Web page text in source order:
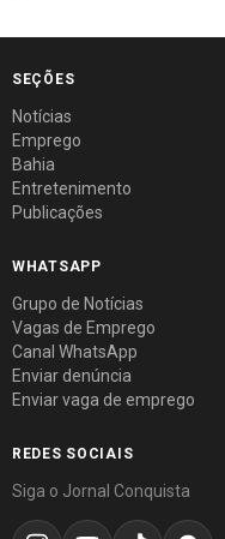
SEÇÕES
Notícias
Emprego
Bahia
Entretenimento
Publicações
WHATSAPP
Grupo de Notícias
Vagas de Emprego
Canal WhatsApp
Enviar denúncia
Enviar vaga de emprego
REDES SOCIAIS
Siga o Jornal Conquista